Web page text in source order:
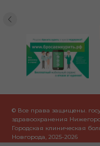
© Все права защищены.
здравоохранения
Городская клиническая
Новгорода, 2025-2026